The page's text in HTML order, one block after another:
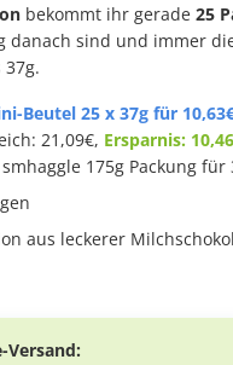
bekommt ihr gerade 25
danach sind und immer
Beutel 25 x 37g für
21,09€, Ersparnis:
175g Packung für
aus leckerer
Versand: